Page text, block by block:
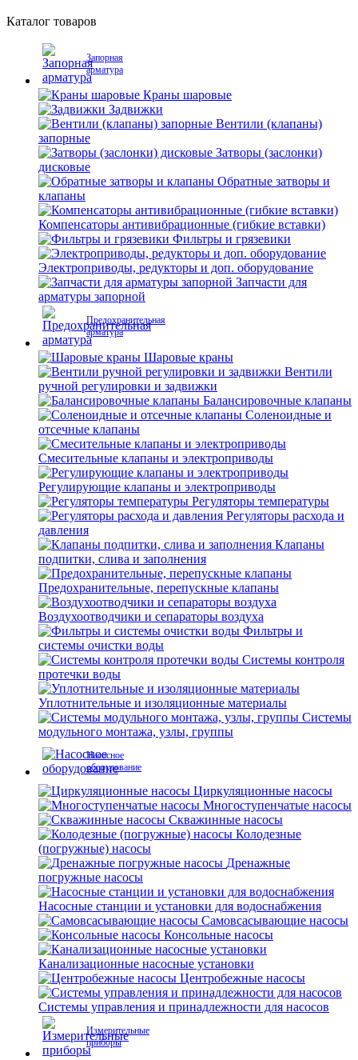
Каталог товаров
Запорная
арматура
Краны шаровые
Задвижки
Вентили (клапаны)
запорные
Затворы (заслонки)
дисковые
Обратные затворы и
клапаны
Компенсаторы антивибрационные (гибкие вставки)
Фильтры и грязевики
Электроприводы, редукторы и доп. оборудование
Запчасти для
арматуры запорной
Предохранительная
арматура
Шаровые краны
Вентили
ручной регулировки и задвижки
Балансировочные клапаны
Соленоидные и
отсечные клапаны
Смесительные клапаны и электроприводы
Регулирующие клапаны и электроприводы
Регуляторы температуры
Регуляторы расхода и
давления
Клапаны
подпитки, слива и заполнения
Предохранительные, перепускные клапаны
Воздухоотводчики и сепараторы воздуха
Фильтры и
системы очистки воды
Системы контроля
протечки воды
Уплотнительные и изоляционные материалы
Системы
модульного монтажа, узлы, группы
Насосное
оборудование
Циркуляционные насосы
Многоступенчатые насосы
Скважинные насосы
Колодезные
(погружные) насосы
Дренажные
погружные насосы
Насосные станции и установки для водоснабжения
Самовсасывающие насосы
Консольные насосы
Канализационные насосные установки
Центробежные насосы
Системы управления и принадлежности для насосов
Измерительные
приборы